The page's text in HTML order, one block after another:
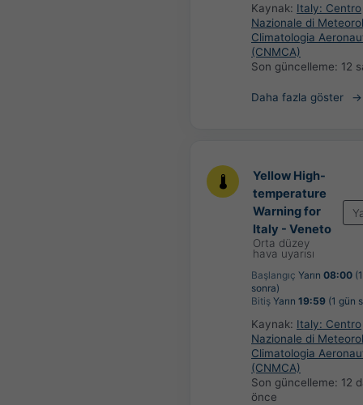
Kaynak: Italy: Centro
Nazionale di
Climatologia
(CNMCA)
Son güncelleme: 12
Daha fazla göster
Yellow High-
temperature
Warning for
Italy - Veneto
Orta düzey
hava uyarısı
Başlangıç Yarın 08:00
sonra)
Bitiş Yarın 19:59 (1 gün
Kaynak: Italy: Centro
Nazionale di
Climatologia
(CNMCA)
Son güncelleme: 12
önce